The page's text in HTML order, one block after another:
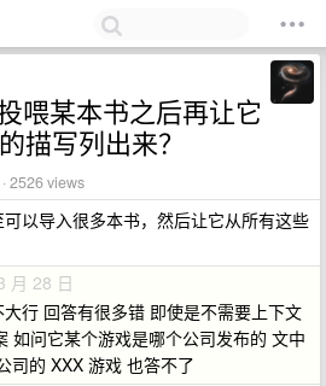
喂某本书之后再让它
描写列出来？
2526 views
以导入很多本书，然后让它从所有这些
月 28 日
行 回答有很多错 即使是不需要上下文
如问它某个游戏是哪个公司发布的 文中
司的 XXX 游戏 也答不了